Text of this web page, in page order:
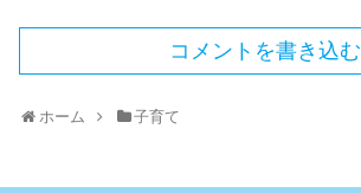
コメントを書き込む
ホーム 子育て